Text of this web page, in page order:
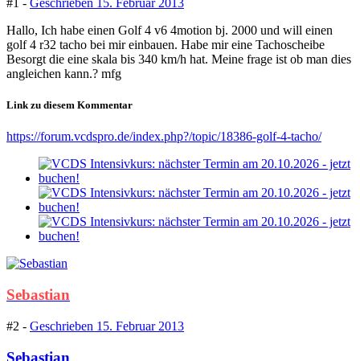
#1 - Geschrieben 15. Februar 2013
Hallo, Ich habe einen Golf 4 v6 4motion bj. 2000 und will einen
golf 4 r32 tacho bei mir einbauen. Habe mir eine Tachoscheibe
Besorgt die eine skala bis 340 km/h hat. Meine frage ist ob man dies
angleichen kann.? mfg
Link zu diesem Kommentar
https://forum.vcdspro.de/index.php?/topic/18386-golf-4-tacho/
Sebastian
#2 - Geschrieben 15. Februar 2013
Sebastian